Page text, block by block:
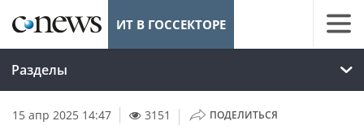
ИТ В ГОССЕКТОРЕ
Разделы
15 апр 2025 14:47 3151 | ПОДЕЛИТЬСЯ